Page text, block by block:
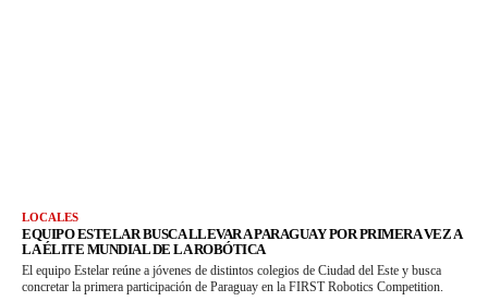
LOCALES
EQUIPO ESTELAR BUSCA LLEVAR A PARAGUAY POR PRIMERA VEZ A
LA ÉLITE MUNDIAL DE LA ROBÓTICA
El equipo Estelar reúne a jóvenes de distintos colegios de Ciudad del Este y busca
concretar la primera participación de Paraguay en la FIRST Robotics Competition.